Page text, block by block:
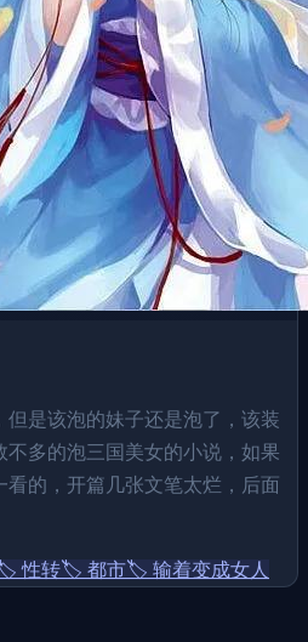
是该泡的妹子还是泡了，该装
多的泡三国美女的小说，如果
的，开篇几张文笔太烂，后面
性转🏷️ 都市🏷️ 输着变成女人